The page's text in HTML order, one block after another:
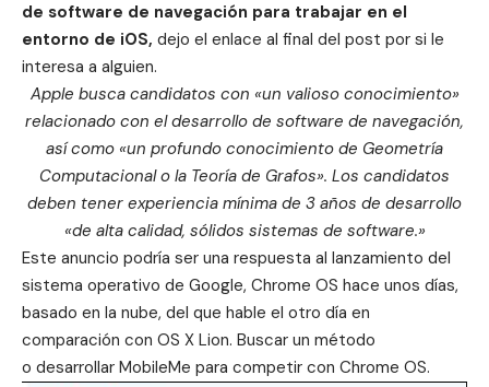
de software de navegación para trabajar en el
entorno de iOS, dejo el enlace al final del post por si le
interesa a alguien.
Apple busca candidatos con «un valioso conocimiento»
relacionado con el desarrollo de software de navegación,
así como «un profundo conocimiento de Geometría
Computacional o la Teoría de Grafos». Los candidatos
deben tener experiencia mínima de 3 años de desarrollo
«de alta calidad, sólidos sistemas de software.»
Este anuncio podría ser una respuesta al lanzamiento del
sistema operativo de Google, Chrome OS hace unos días,
basado en la nube, del que hable el otro día en
comparación con OS X Lion. Buscar un método
o desarrollar MobileMe para competir con Chrome OS.